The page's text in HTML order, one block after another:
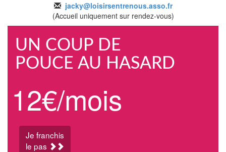
jacky@loisirsentrenous.asso.fr
(Accueil uniquement sur rendez-vous)
UN COUP DE
POUCE AU HASARD
12€/mois
Je franchis
le pas